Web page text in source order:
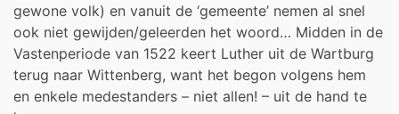
gewone volk) en vanuit de ‘gemeente’ nemen al snel
ook niet gewijden/geleerden het woord… Midden in de
Vastenperiode van 1522 keert Luther uit de Wartburg
terug naar Wittenberg, want het begon volgens hem
en enkele medestanders – niet allen! – uit de hand te